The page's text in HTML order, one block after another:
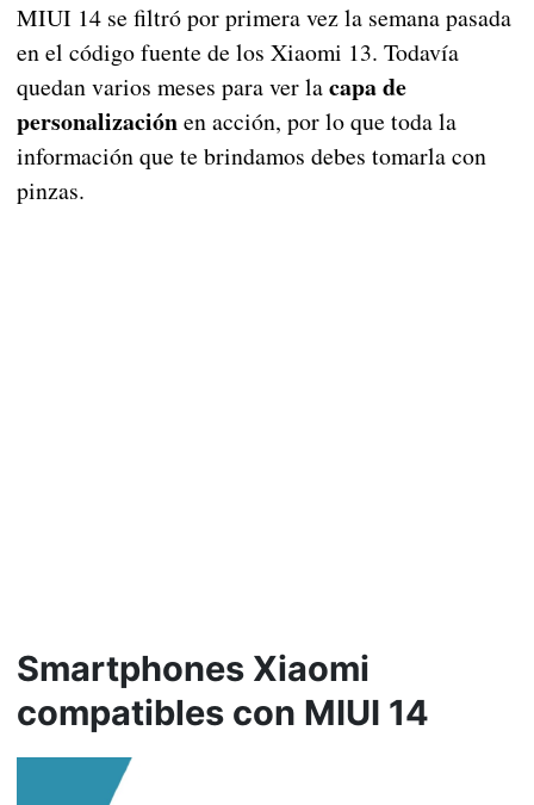
MIUI 14 se filtró por primera vez la semana pasada
en el código fuente de los Xiaomi 13. Todavía
quedan varios meses para ver lacapa de
personalizaciónen acción, por lo que toda la
información que te brindamos debes tomarla con
pinzas.
Smartphones Xiaomi
compatibles con MIUI 14